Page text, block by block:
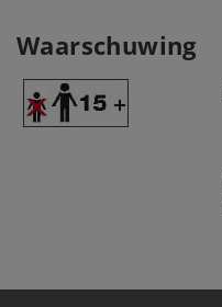
Waarschuwing